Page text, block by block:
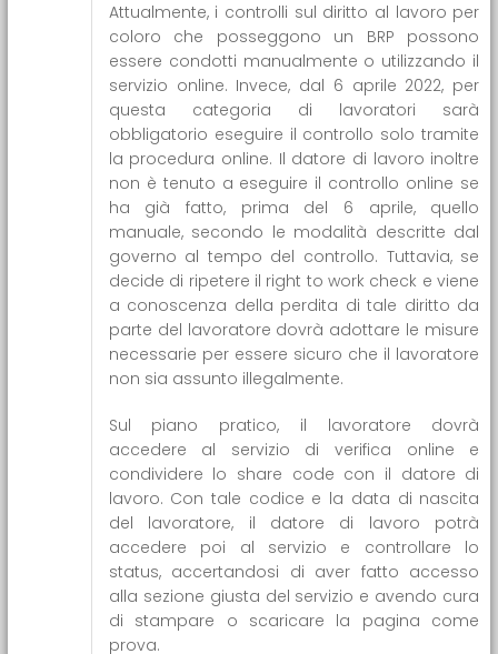
Attualmente, i controlli sul diritto al lavoro per
coloro che posseggono un BRP possono
essere condotti manualmente o utilizzando il
servizio online. Invece, dal 6 aprile 2022, per
questa categoria di lavoratori sarà
obbligatorio eseguire il controllo solo tramite
la procedura online. Il datore di lavoro inoltre
non è tenuto a eseguire il controllo online se
ha già fatto, prima del 6 aprile, quello
manuale, secondo le modalità descritte dal
governo al tempo del controllo. Tuttavia, se
decide di ripetere il right to work check e viene
a conoscenza della perdita di tale diritto da
parte del lavoratore dovrà adottare le misure
necessarie per essere sicuro che il lavoratore
non sia assunto illegalmente.
Sul piano pratico, il lavoratore dovrà
accedere al servizio di verifica online e
condividere lo share code con il datore di
lavoro. Con tale codice e la data di nascita
del lavoratore, il datore di lavoro potrà
accedere poi al servizio e controllare lo
status, accertandosi di aver fatto accesso
alla sezione giusta del servizio e avendo cura
di stampare o scaricare la pagina come
prova.